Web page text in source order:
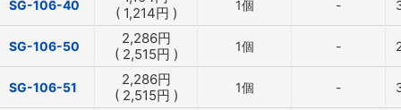
SG-106-40
( 1,214円 ) 1個 -
SG-106-50 2,286円
( 2,515円 ) 1個 -
SG-106-51 2,286円
( 2,515円 ) 1個 -